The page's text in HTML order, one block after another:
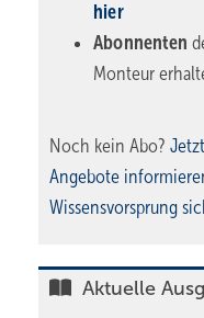
hier
Abonnenten
Monteur
Noch kein Abo?
Angebote
Wissensvorsprung
Aktuelle